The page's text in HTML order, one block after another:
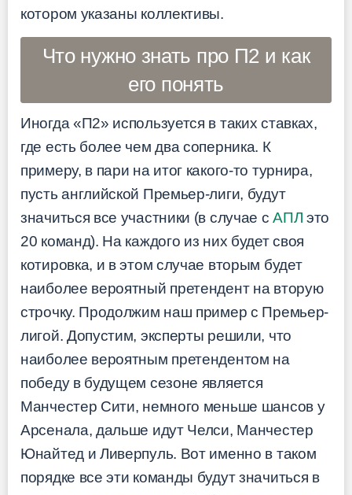
котором указаны коллективы.
Что нужно знать про П2 и как
его понять
Иногда «П2» используется в таких ставках,
где есть более чем два соперника. К
примеру, в пари на итог какого-то турнира,
пусть английской Премьер-лиги, будут
значиться все участники (в случае сАПЛ это
20 команд). На каждого из них будет своя
котировка, и в этом случае вторым будет
наиболее вероятный претендент на вторую
строчку. Продолжим наш пример с Премьер-
лигой. Допустим, эксперты решили, что
наиболее вероятным претендентом на
победу в будущем сезоне является
Манчестер Сити, немного меньше шансов у
Арсенала, дальше идут Челси, Манчестер
Юнайтед и Ливерпуль. Вот именно в таком
порядке все эти команды будут значиться в